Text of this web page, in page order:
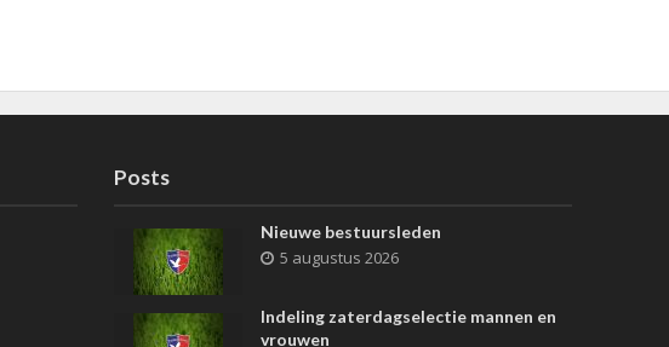
Posts
Nieuwe bestuursleden
5 augustus 2026
Indeling zaterdagselectie mannen en
vrouwen